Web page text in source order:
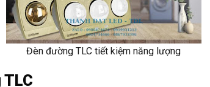
Đèn đường TLC tiết kiệm năng lượng